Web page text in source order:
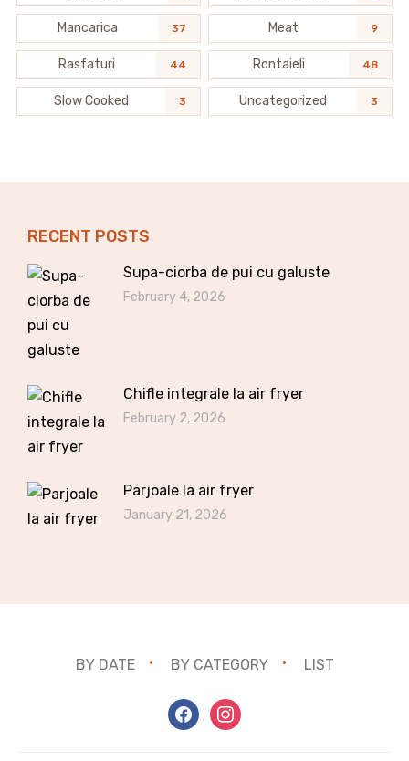
Mancarica 37 Meat 9
Rasfaturi 44 Rontaieli 48
Slow Cooked 3 Uncategorized 3
RECENT POSTS
Supa-ciorba de pui cu galuste
February 4, 2026
Chifle integrale la air fryer
February 2, 2026
Parjoale la air fryer
January 21, 2026
BY DATE BY CATEGORY LIST
facebookinstagram